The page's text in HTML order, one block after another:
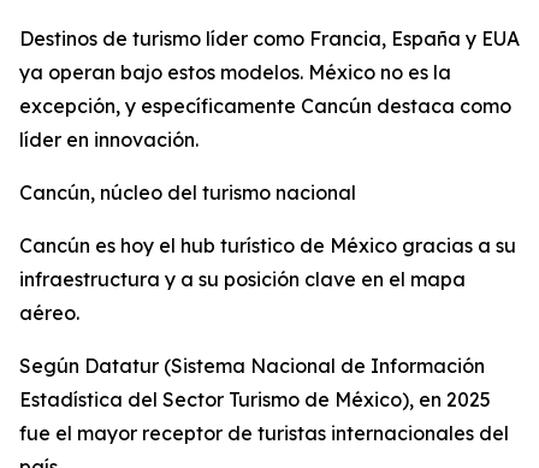
Destinos de turismo líder como Francia, España y EUA
ya operan bajo estos modelos. México no es la
excepción, y específicamente Cancún destaca como
líder en innovación.
Cancún, núcleo del turismo nacional
Cancún es hoy el hub turístico de México gracias a su
infraestructura y a su posición clave en el mapa
aéreo.
Según Datatur (Sistema Nacional de Información
Estadística del Sector Turismo de México), en 2025
fue el mayor receptor de turistas internacionales del